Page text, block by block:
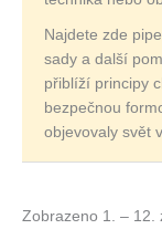
Najdete zde
sady a další
přiblíží principy
bezpečnou
objevovaly svět
Zobrazeno 1. – 12.